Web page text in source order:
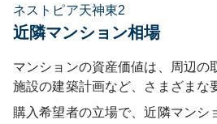
ネストピア天神東2
近隣マンション相場
マンションの資産価値は、周辺の
施設の建築計画など、さまざまな
購入希望者の立場で、近隣マンシ